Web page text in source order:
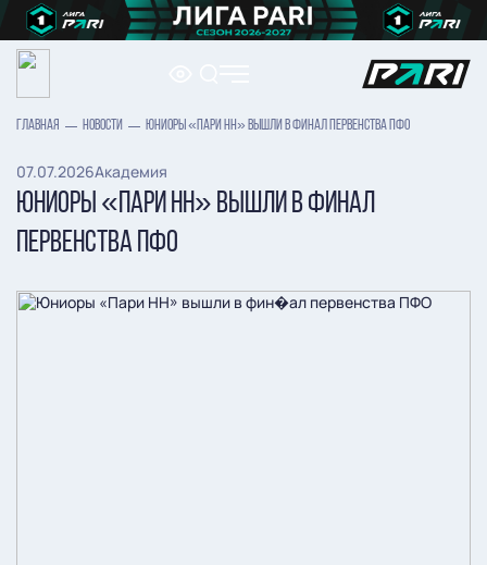
ГЛАВНАЯ НОВОСТИ ЮНИОРЫ «ПАРИ НН» ВЫШЛИ В ФИНАЛ ПЕРВЕНСТВА ПФО
07.07.2026Академия
ЮНИОРЫ «ПАРИ НН» ВЫШЛИ В ФИНАЛ
ПЕРВЕНСТВА ПФО